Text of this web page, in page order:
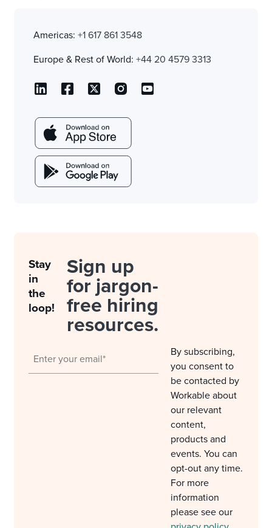
Americas: +1 617 861 3548
Europe & Rest of World: +44 20 4579 3313
Stay
in
the
loop!
Sign up
for jargon-
free hiring
resources.
By subscribing,
you consent to
be contacted by
Workable about
our relevant
content,
products and
events. You can
opt-out any time.
For more
information
please see our